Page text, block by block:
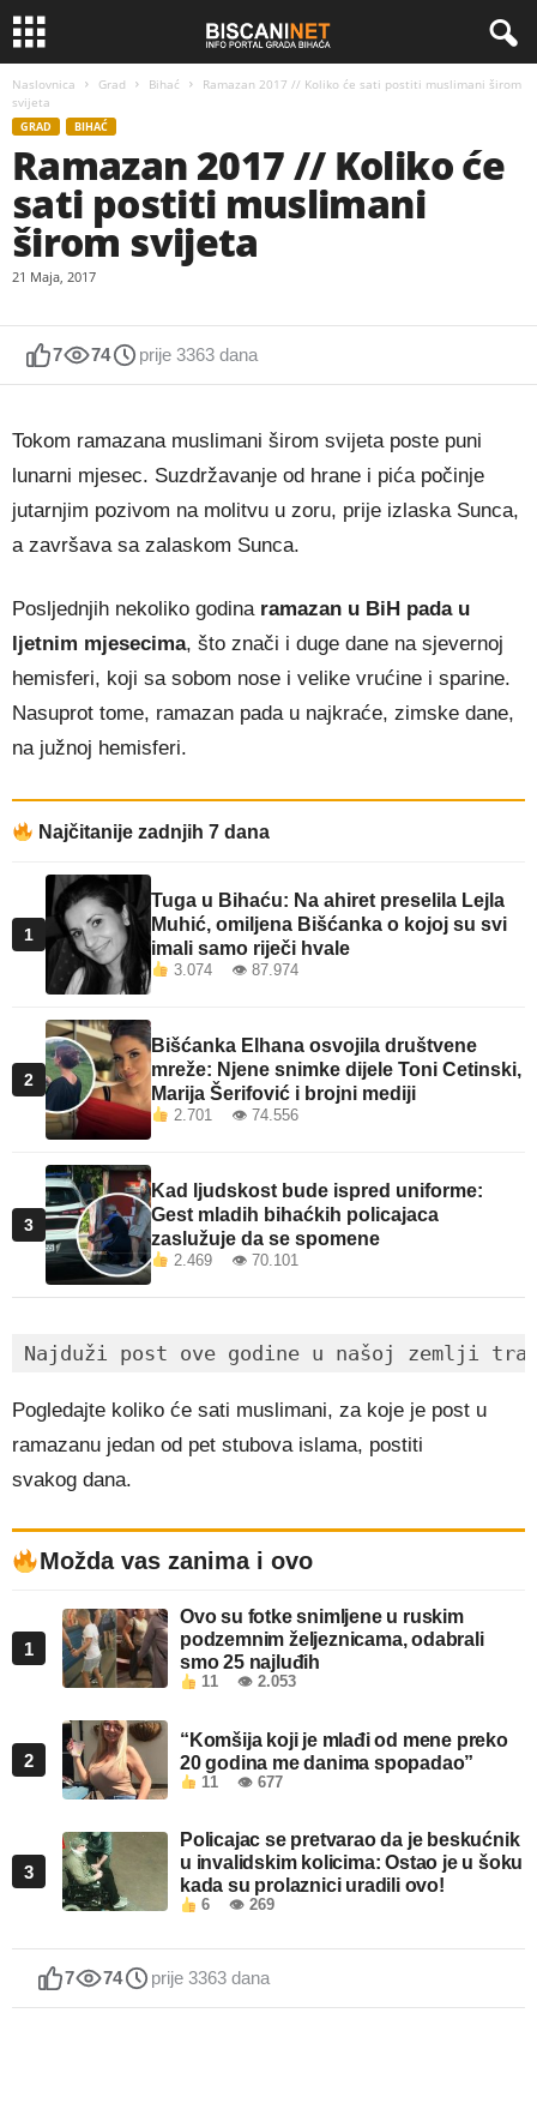
Naslovnica Grad Bihać
Ramazan 2017 // Koliko će sati postiti muslimani širom
svijeta
GRAD BIHAĆ
Ramazan 2017 // Koliko će
sati postiti muslimani
širom svijeta
21 Maja, 2017
7 74 prije 3363 dana
Tokom ramazana muslimani širom svijeta poste puni
lunarni mjesec. Suzdržavanje od hrane i pića počinje
jutarnjim pozivom na molitvu u zoru, prije izlaska Sunca,
a završava sa zalaskom Sunca.
Posljednjih nekoliko godina ramazan u BiH pada u
ljetnim mjesecima, što znači i duge dane na sjevernoj
hemisferi, koji sa sobom nose i velike vrućine i sparine.
Nasuprot tome, ramazan pada u najkraće, zimske dane,
na južnoj hemisferi.
Najčitanije zadnjih 7 dana
1
Tuga u Bihaću: Na ahiret preselila Lejla
Muhić, omiljena Bišćanka o kojoj su svi
imali samo riječi hvale
3.074 👁 87.974
2
Bišćanka Elhana osvojila društvene
mreže: Njene snimke dijele Toni Cetinski,
Marija Šerifović i brojni mediji
2.701 👁 74.556
3
Kad ljudskost bude ispred uniforme:
Gest mladih bihaćkih policajaca
zaslužuje da se spomene
2.469 👁 70.101
Najduži post ove godine u našoj zemlji
Pogledajte koliko će sati muslimani, za koje je post u
ramazanu jedan od pet stubova islama, postiti
svakog dana.
Možda vas zanima i ovo
1
Ovo su fotke snimljene u ruskim
podzemnim željeznicama, odabrali
smo 25 najluđih
11 👁 2.053
2
“Komšija koji je mlađi od mene preko
20 godina me danima spopadao”
11 👁 677
3
Policajac se pretvarao da je beskućnik
u invalidskim kolicima: Ostao je u šoku
kada su prolaznici uradili ovo!
6 👁 269
7 74 prije 3363 dana